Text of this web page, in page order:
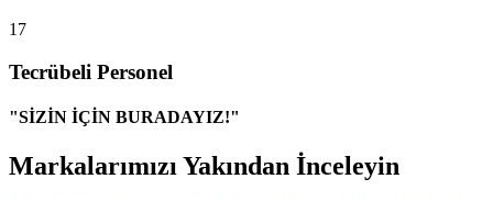
17
Tecrübeli Personel
"SİZİN İÇİN BURADAYIZ!"
Markalarımızı Yakından İnceleyin